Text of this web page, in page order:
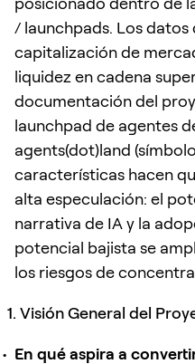
/ launchpads. Los
capitalización de
liquidez en cadena
documentación del
launchpad de agentes
agents(dot)land
características hacen
alta especulación: el
narrativa de IA y la
potencial bajista se
los riesgos de
1. Visión General del
En qué aspira a